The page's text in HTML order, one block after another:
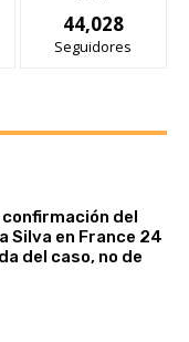
44,028
Seguidores
confirmación del
Silva en France 24
del caso, no de